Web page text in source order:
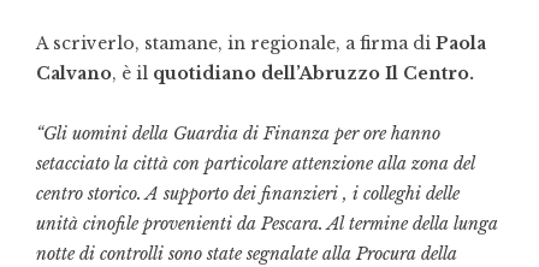
A scriverlo, stamane, in regionale, a firma di Paola
Calvano, è il quotidiano dell’Abruzzo Il Centro.
“Gli uomini della Guardia di Finanza per ore hanno
setacciato la città con particolare attenzione alla zona del
centro storico. A supporto dei finanzieri , i colleghi delle
unità cinofile provenienti da Pescara. Al termine della lunga
notte di controlli sono state segnalate alla Procura della